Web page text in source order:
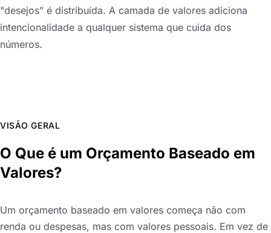
"desejos" é distribuída. A camada de valores adiciona
intencionalidade a qualquer sistema que cuida dos
números.
VISÃO GERAL
O Que é um Orçamento Baseado em
Valores?
Um orçamento baseado em valores começa não com
renda ou despesas, mas com valores pessoais. Em vez de